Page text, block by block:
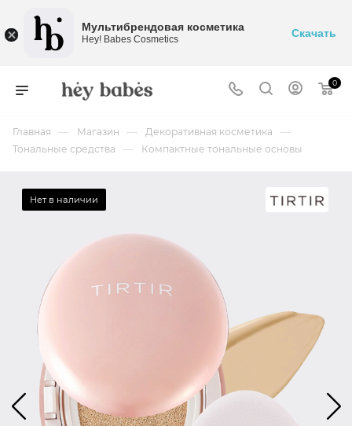
0
Главная — Магазин — Декоративная косметика —
Тональные средства — Компактные тональные основы
Нет в наличии
Мультибрендовая косметика
Hey! Babes Cosmetics Скачать